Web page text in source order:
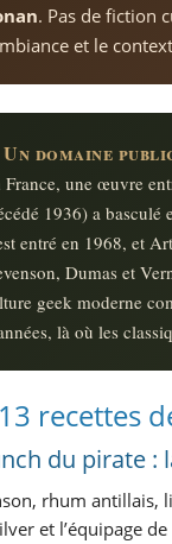
. Pas de fiction
et le
domaine
France, une œuvre
1936) a
entré en 1968, et
Dumas et
geek moderne
là où les
recettes
du pirate :
rhum antillais,
et l’équipage